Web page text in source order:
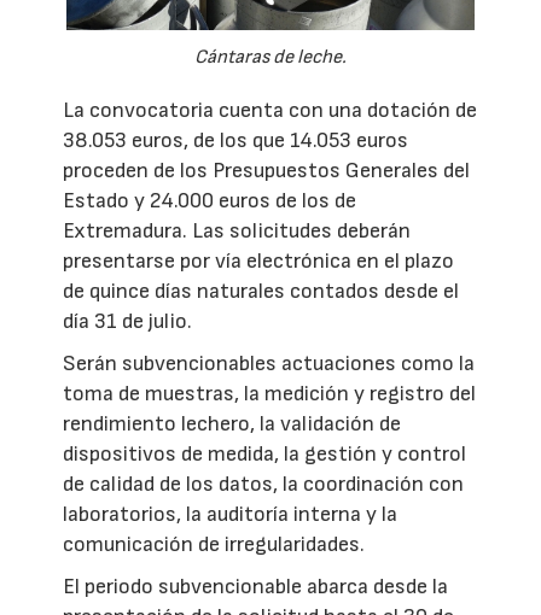
Cántaras de leche.
La convocatoria cuenta con una dotación de
38.053 euros, de los que 14.053 euros
proceden de los Presupuestos Generales del
Estado y 24.000 euros de los de
Extremadura. Las solicitudes deberán
presentarse por vía electrónica en el plazo
de quince días naturales contados desde el
día 31 de julio.
Serán subvencionables actuaciones como la
toma de muestras, la medición y registro del
rendimiento lechero, la validación de
dispositivos de medida, la gestión y control
de calidad de los datos, la coordinación con
laboratorios, la auditoría interna y la
comunicación de irregularidades.
El periodo subvencionable abarca desde la